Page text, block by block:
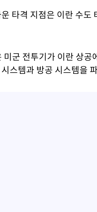
타격 지점은 이란 수
군 전투기가 이란 상
스템과 방공 시스템을